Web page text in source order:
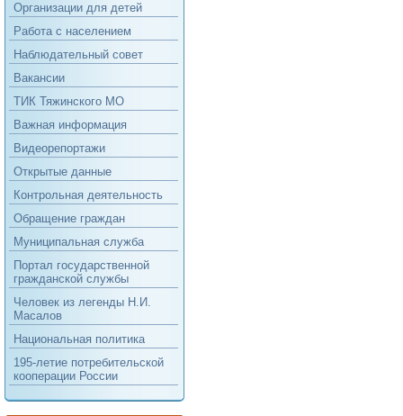
Организации для детей
Работа с населением
Наблюдательный совет
Вакансии
ТИК Тяжинского МО
Важная информация
Видеорепортажи
Открытые данные
Контрольная деятельность
Обращение граждан
Муниципальная служба
Портал государственной
гражданской службы
Человек из легенды Н.И.
Масалов
Национальная политика
195-летие потребительской
кооперации России